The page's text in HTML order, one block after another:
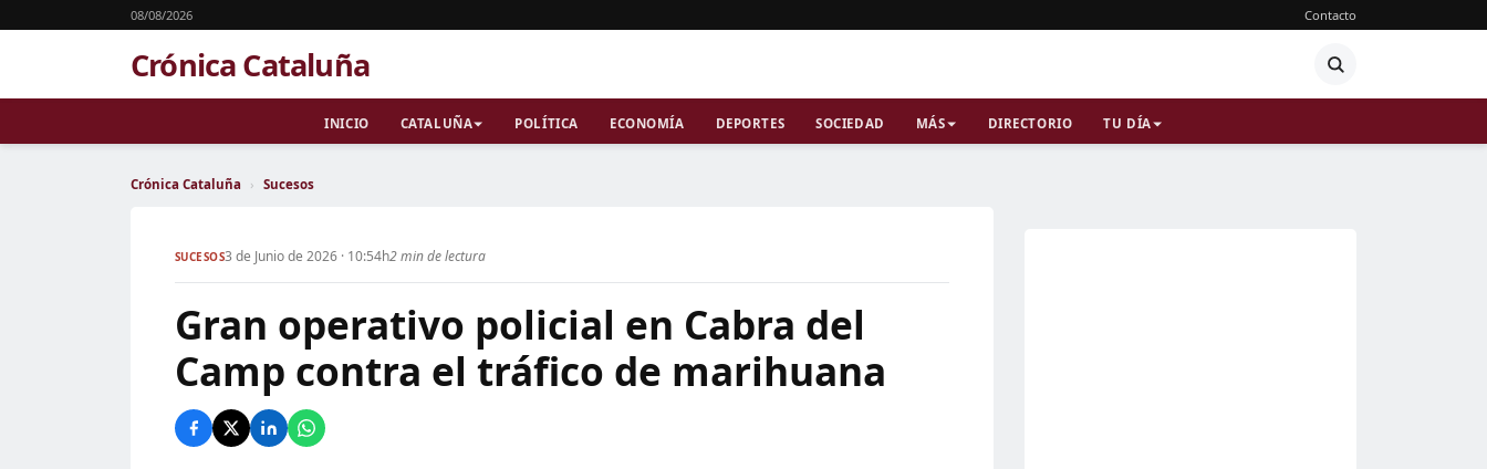
08/08/2026 Contacto
Crónica Cataluña
INICIO CATALUÑA POLÍTICA ECONOMÍA DEPORTES SOCIEDAD MÁS DIRECTORIO TU DÍA
Crónica Cataluña › Sucesos
SUCESOS3 de Junio de 2026 · 10:54h2 min de lectura
Gran operativo policial en Cabra del
Camp contra el tráfico de marihuana